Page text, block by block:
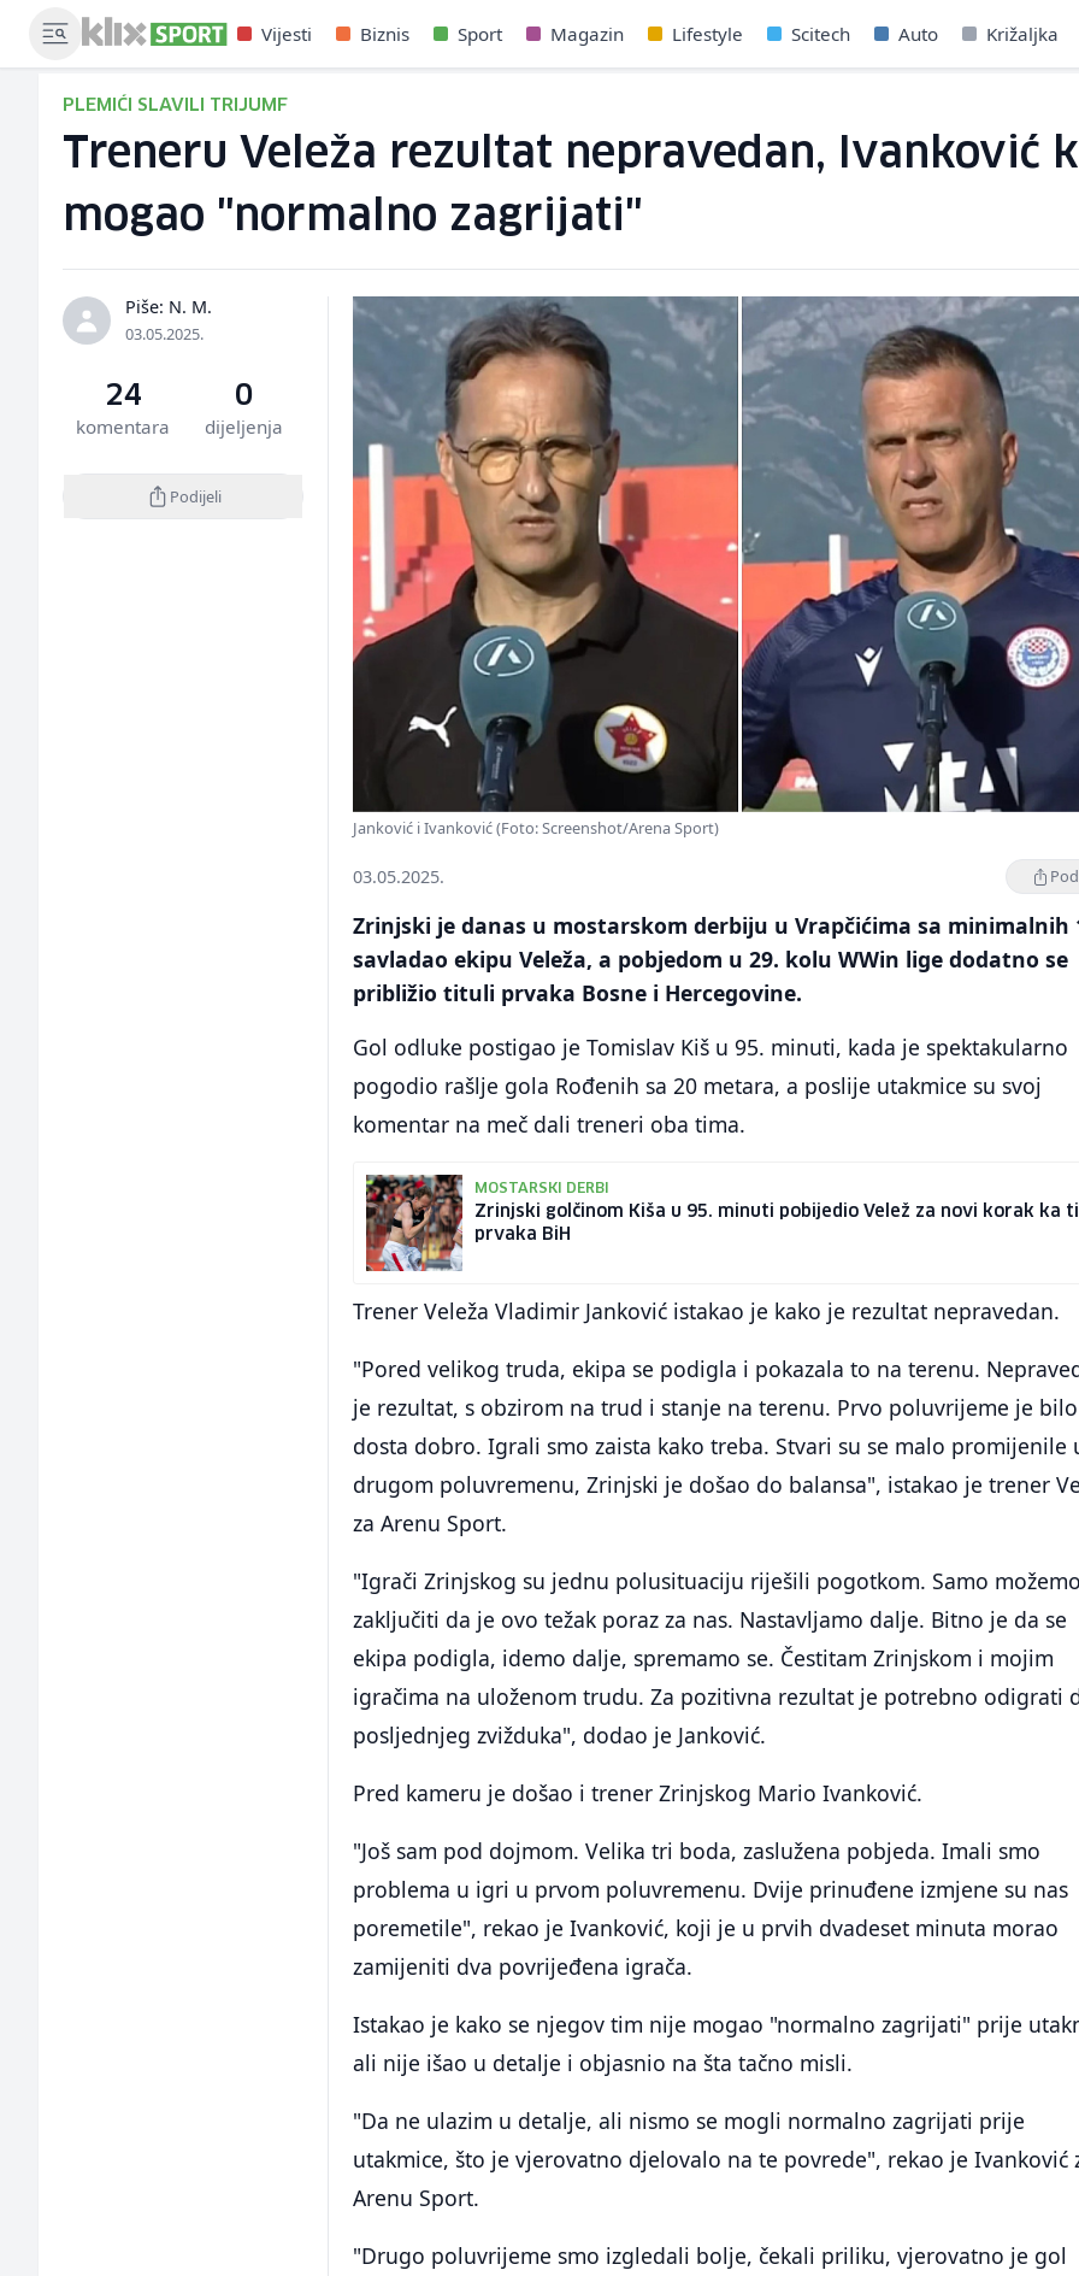
Vijesti Biznis Sport Magazin Lifestyle Scitech Auto Križaljka
PLEMIĆI SLAVILI TRIJUMF
Treneru Veleža rezultat nepravedan, Ivanković
mogao "normalno zagrijati"
Piše: N. M.
03.05.2025.
24
komentara
0
dijeljenja
Podijeli
Janković i Ivanković (Foto: Screenshot/Arena Sport)
03.05.2025.
Zrinjski je danas u mostarskom derbiju u Vrapčićima sa minimalnih
savladao ekipu Veleža, a pobjedom u 29. kolu WWin lige dodatno se
približio tituli prvaka Bosne i Hercegovine.
Gol odluke postigao je Tomislav Kiš u 95. minuti, kada je spektakularno
pogodio rašlje gola Rođenih sa 20 metara, a poslije utakmice su svoj
komentar na meč dali treneri oba tima.
MOSTARSKI DERBI
Zrinjski golčinom Kiša u 95. minuti pobijedio Velež za novi korak ka
prvaka BiH
Trener Veleža Vladimir Janković istakao je kako je rezultat nepravedan.
"Pored velikog truda, ekipa se podigla i pokazala to na terenu.
je rezultat, s obzirom na trud i stanje na terenu. Prvo poluvrijeme je bilo
dosta dobro. Igrali smo zaista kako treba. Stvari su se malo promijenile
drugom poluvremenu, Zrinjski je došao do balansa", istakao je trener
za Arenu Sport.
"Igrači Zrinjskog su jednu polusituaciju riješili pogotkom. Samo možemo
zaključiti da je ovo težak poraz za nas. Nastavljamo dalje. Bitno je da se
ekipa podigla, idemo dalje, spremamo se. Čestitam Zrinjskom i mojim
igračima na uloženom trudu. Za pozitivna rezultat je potrebno odigrati
posljednjeg zvižduka", dodao je Janković.
Pred kameru je došao i trener Zrinjskog Mario Ivanković.
"Još sam pod dojmom. Velika tri boda, zaslužena pobjeda. Imali smo
problema u igri u prvom poluvremenu. Dvije prinuđene izmjene su nas
poremetile", rekao je Ivanković, koji je u prvih dvadeset minuta morao
zamijeniti dva povrijeđena igrača.
Istakao je kako se njegov tim nije mogao "normalno zagrijati" prije
ali nije išao u detalje i objasnio na šta tačno misli.
"Da ne ulazim u detalje, ali nismo se mogli normalno zagrijati prije
utakmice, što je vjerovatno djelovalo na te povrede", rekao je Ivanković
Arenu Sport.
"Drugo poluvrijeme smo izgledali bolje, čekali priliku, vjerovatno je gol